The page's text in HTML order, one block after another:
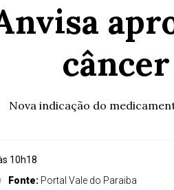
Nova indicação do
10h18
Fonte: Portal Vale do Paraiba